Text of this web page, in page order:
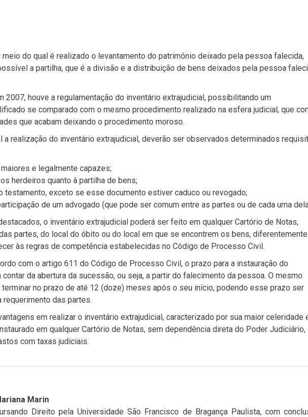
do qual é realizado o levantamento do patrimônio deixado pela pessoa falecida,
a partilha, que é a divisão e a distribuição de bens deixados pela pessoa
2007, houve a regulamentação do inventário extrajudicial, possibilitando um
se comparado com o mesmo procedimento realizado na esfera judicial, que
que acabam deixando o procedimento moroso.
a realização do inventário extrajudicial, deverão ser observados determinados
e legalmente capazes;
herdeiros quanto à partilha de bens;
testamento, exceto se esse documento estiver caduco ou revogado;
de um advogado (que pode ser comum entre as partes ou de cada uma
o inventário extrajudicial poderá ser feito em qualquer Cartório de Notas,
partes, do local do óbito ou do local em que se encontrem os bens,
às regras de competência estabelecidas no Código de Processo Civil.
com o artigo 611 do Código de Processo Civil, o prazo para a instauração do
da abertura da sucessão, ou seja, a partir do falecimento da pessoa. O mesmo
no prazo de até 12 (doze) meses após o seu início, podendo esse prazo ser
das partes.
em realizar o inventário extrajudicial, caracterizado por sua maior celeridade
em qualquer Cartório de Notas, sem dependência direta do Poder Judiciário,
com taxas judiciais.
Marin
Direito pela Universidade São Francisco de Bragança Paulista, com